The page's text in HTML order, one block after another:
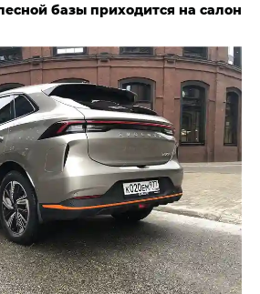
базы приходится на салон